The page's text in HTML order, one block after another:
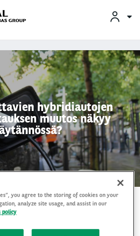
hybridiautojen
muutos näkyy
19 Toukokuu 2026
you agree to the storing of cookies on your
analyze site usage, and assist in our
policy